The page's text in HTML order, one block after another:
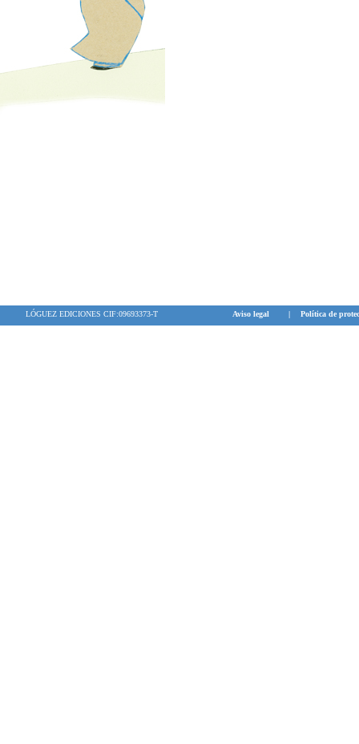
LÓGUEZ EDICIONES CIF:09693373-T Aviso legal | Política de